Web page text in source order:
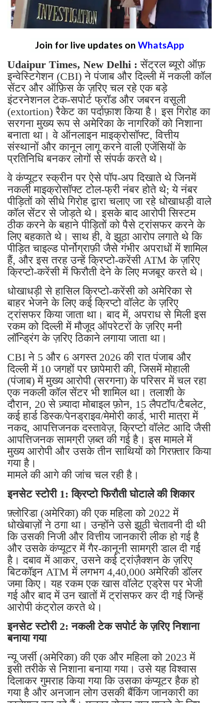
Join for live updates on WhatsApp
Udaipur Times, New Delhi :सेंट्रल ब्यूरो ऑफ़
इन्वेस्टिगेशन (CBI) ने पंजाब और दिल्ली में नकली कॉल
सेंटर और ऑफ़िस के ज़रिए चल रहे एक बड़े
इंटरनेशनल टेक-सपोर्ट फ्रॉड और जबरन वसूली
(extortion) रैकेट का पर्दाफ़ाश किया है। इस गिरोह का
सरगना मुख्य रूप से अमेरिका के नागरिकों को निशाना
बनाता था। वे ऑनलाइन माइक्रोसॉफ्ट, वित्तीय
संस्थानों और कानून लागू करने वाली एजेंसियों के
प्रतिनिधि बनकर लोगों से संपर्क करते थे।
वे कंप्यूटर स्क्रीन पर ऐसे पॉप-अप दिखाते थे जिनमें
नकली माइक्रोसॉफ्ट टोल-फ्री नंबर होते थे; ये नंबर
पीड़ितों को सीधे गिरोह द्वारा चलाए जा रहे धोखाधड़ी वाले
कॉल सेंटर से जोड़ते थे। इसके बाद आरोपी सिस्टम
ठीक करने के बहाने पीड़ितों को पैसे ट्रांसफर करने के
लिए बहकाते थे। साथ ही, वे झूठा आरोप लगाते थे कि
पीड़ित चाइल्ड पोर्नोग्राफ़ी जैसे गंभीर अपराधों में शामिल
हैं, और इस तरह उन्हें क्रिप्टो-करेंसी ATM के ज़रिए
क्रिप्टो-करेंसी में फिरौती देने के लिए मजबूर करते थे।
धोखाधड़ी से हासिल क्रिप्टो-करेंसी को अमेरिका से
बाहर भेजने के लिए कई क्रिप्टो वॉलेट के ज़रिए
ट्रांसफर किया जाता था। बाद में, अपराध से मिली इस
रकम को दिल्ली में मौजूद ऑपरेटरों के ज़रिए मनी
लॉन्ड्रिंग के ज़रिए ठिकाने लगाया जाता था।
CBI ने 5 और 6 अगस्त 2026 की रात पंजाब और
दिल्ली में 10 जगहों पर छापेमारी की, जिसमें मोहाली
(पंजाब) में मुख्य आरोपी (सरगना) के परिसर में चल रहा
एक नकली कॉल सेंटर भी शामिल था। तलाशी के
दौरान, 20 से ज़्यादा मोबाइल फ़ोन, 15 लैपटॉप/टैबलेट,
कई हार्ड डिस्क/पेनड्राइव/मेमोरी कार्ड, भारी मात्रा में
नकद, आपत्तिजनक दस्तावेज़, क्रिप्टो वॉलेट आदि जैसी
आपत्तिजनक सामग्री ज़ब्त की गई है। इस मामले में
मुख्य आरोपी और उसके तीन साथियों को गिरफ़्तार किया
गया है।
मामले की आगे की जांच चल रही है।
इनसेट स्टोरी 1: क्रिप्टो फिरौती घोटाले की शिकार
फ़्लोरिडा (अमेरिका) की एक महिला को 2022 में
धोखेबाज़ों ने ठगा था। उन्होंने उसे झूठी चेतावनी दी थी
कि उसकी निजी और वित्तीय जानकारी लीक हो गई है
और उसके कंप्यूटर में गैर-कानूनी सामग्री डाल दी गई
है। दबाव में आकर, उसने कई ट्रांज़ैक्शन के ज़रिए
बिटकॉइन ATM में लगभग 4,40,000 अमेरिकी डॉलर
जमा किए। यह रकम एक खास वॉलेट एड्रेस पर भेजी
गई और बाद में उन खातों में ट्रांसफर कर दी गई जिन्हें
आरोपी कंट्रोल करते थे।
इनसेट स्टोरी 2: नकली टेक सपोर्ट के ज़रिए निशाना
बनाया गया
न्यू जर्सी (अमेरिका) की एक और महिला को 2023 में
इसी तरीके से निशाना बनाया गया। उसे यह विश्वास
दिलाकर गुमराह किया गया कि उसका कंप्यूटर हैक हो
गया है और अनजान लोग उसकी बैंकिंग जानकारी का